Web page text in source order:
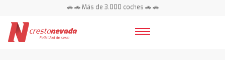
🚗 🚗 Más de 3.000 coches 🚗 🚗